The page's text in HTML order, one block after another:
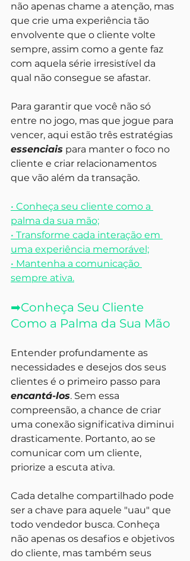
não apenas chame a atenção, mas
que crie uma experiência tão
envolvente que o cliente volte
sempre, assim como a gente faz
com aquela série irresistível da
qual não consegue se afastar.
Para garantir que você não só
entre no jogo, mas que jogue para
vencer, aqui estão três estratégias
essenciais para manter o foco no
cliente e criar relacionamentos
que vão além da transação.
• Conheça seu cliente como a
palma da sua mão;
• Transforme cada interação em
uma experiência memorável;
• Mantenha a comunicação
sempre ativa.
➡Conheça Seu Cliente
Como a Palma da Sua Mão
Entender profundamente as
necessidades e desejos dos seus
clientes é o primeiro passo para
encantá-los. Sem essa
compreensão, a chance de criar
uma conexão significativa diminui
drasticamente. Portanto, ao se
comunicar com um cliente,
priorize a escuta ativa.
Cada detalhe compartilhado pode
ser a chave para aquele "uau" que
todo vendedor busca. Conheça
não apenas os desafios e objetivos
do cliente, mas também seus